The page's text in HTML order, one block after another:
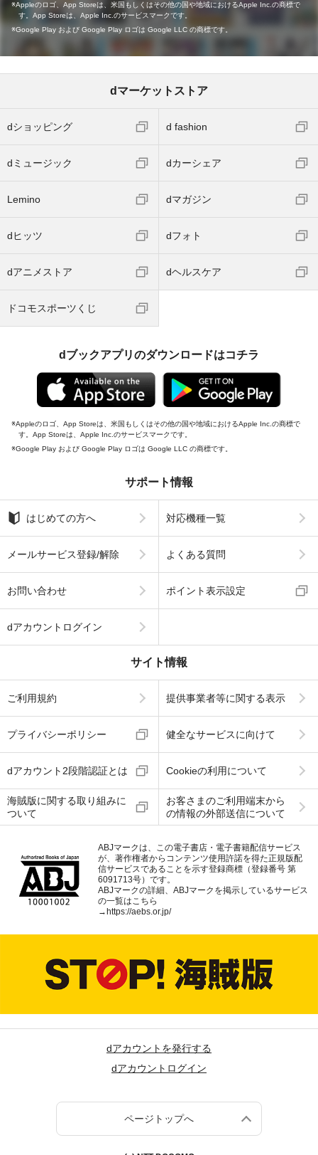
Appleのロゴ、App Storeは、米国もしくはその他の国や地域におけるApple Inc.の商標で
す。App Storeは、Apple Inc.のサービスマークです。
Google Play および Google Play ロゴは Google LLC の商標です。
dマーケットストア
dショッピング d fashion
dミュージック dカーシェア
Lemino dマガジン
dヒッツ dフォト
dアニメストア dヘルスケア
ドコモスポーツくじ
dブックアプリのダウンロードはコチラ
Appleのロゴ、App Storeは、米国もしくはその他の国や地域におけるApple Inc.の商標で
す。App Storeは、Apple Inc.のサービスマークです。
Google Play および Google Play ロゴは Google LLC の商標です。
サポート情報
はじめての方へ 対応機種一覧
メールサービス登録/解除 よくある質問
お問い合わせ ポイント表示設定
dアカウントログイン
サイト情報
ご利用規約 提供事業者等に関する表示
プライバシーポリシー 健全なサービスに向けて
dアカウント2段階認証とは Cookieの利用について
海賊版に関する取り組みに
ついて
お客さまのご利用端末から
の情報の外部送信について
ABJマークは、この電子書店・電子書籍配信サービス
が、著作権者からコンテンツ使用許諾を得た正規版配
信サービスであることを示す登録商標（登録番号 第
6091713号）です。
ABJマークの詳細、ABJマークを掲示しているサービス
の一覧はこちら
→ https://aebs.or.jp/
dアカウントを発行する
dアカウントログイン
ページトップへ